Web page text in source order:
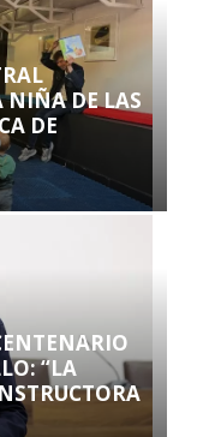
NIÑA DE LAS
DE
“LA